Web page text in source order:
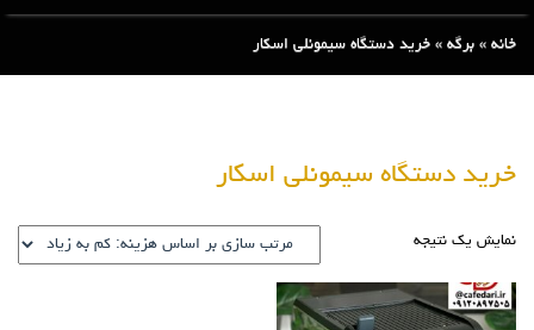
خانه » برگه » خرید دستگاه سیمونلی اسکار
خرید دستگاه سیمونلی اسکار
نمایش یک نتیجه